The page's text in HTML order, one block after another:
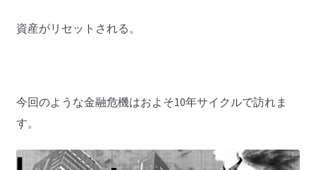
資産がリセットされる。
今回のような金融危機はおよそ10年サイクルで訪れま
す。